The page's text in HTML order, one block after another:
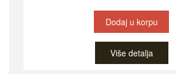
Dodaj u korpu
Više detalja